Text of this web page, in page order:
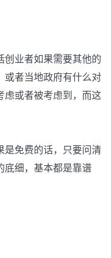
业者如果需要其他的
或者当地政府有什么对
虑或者被考虑到，而这
免费的话，只要问清
底细，基本都是靠谱